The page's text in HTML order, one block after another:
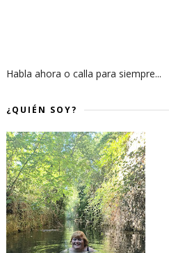
Habla ahora o calla para siempre...
¿QUIÉN SOY?